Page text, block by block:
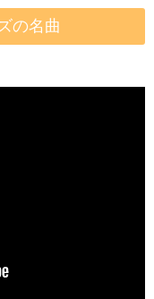
の名曲